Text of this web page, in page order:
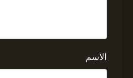
الاسم